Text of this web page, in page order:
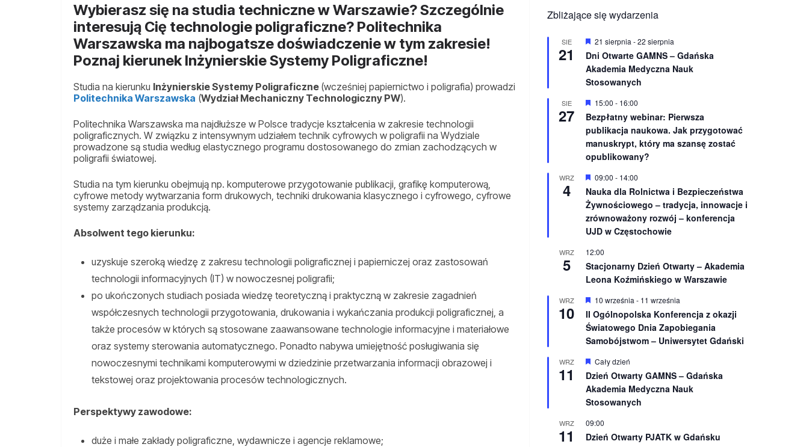
Wybierasz się na studia techniczne w Warszawie? Szczególnie
interesują Cię technologie poligraficzne? Politechnika
Warszawska ma najbogatsze doświadczenie w tym zakresie!
Poznaj kierunek Inżynierskie Systemy Poligraficzne!
Studia na kierunku Inżynierskie Systemy Poligraficzne (wcześniej papiernictwo i poligrafia) prowadzi
Politechnika Warszawska (Wydział Mechaniczny Technologiczny PW).
Politechnika Warszawska ma najdłuższe w Polsce tradycje kształcenia w zakresie technologii
poligraficznych. W związku z intensywnym udziałem technik cyfrowych w poligrafii na Wydziale
prowadzone są studia według elastycznego programu dostosowanego do zmian zachodzących w
poligrafii światowej.
Studia na tym kierunku obejmują np. komputerowe przygotowanie publikacji, grafikę komputerową,
cyfrowe metody wytwarzania form drukowych, techniki drukowania klasycznego i cyfrowego, cyfrowe
systemy zarządzania produkcją.
Absolwent tego kierunku:
uzyskuje szeroką wiedzę z zakresu technologii poligraficznej i papierniczej oraz zastosowań
technologii informacyjnych (IT) w nowoczesnej poligrafii;
po ukończonych studiach posiada wiedzę teoretyczną i praktyczną w zakresie zagadnień
współczesnych technologii przygotowania, drukowania i wykańczania produkcji poligraficznej, a
także procesów w których są stosowane zaawansowane technologie informacyjne i materiałowe
oraz systemy sterowania automatycznego. Ponadto nabywa umiejętność posługiwania się
nowoczesnymi technikami komputerowymi w dziedzinie przetwarzania informacji obrazowej i
tekstowej oraz projektowania procesów technologicznych.
Perspektywy zawodowe:
duże i małe zakłady poligraficzne, wydawnicze i agencje reklamowe;
Zbliżające się wydarzenia
SIE
21
W
r
ó
ż
n
o
n
e
21 sierpnia -22 sierpnia
Dni Otwarte GAMNS – Gdańska
Akademia Medyczna Nauk
Stosowanych
SIE
27
W
r
ó
ż
n
i
n
e
15:00 - 16:00
Bezpłatny webinar: Pierwsza
publikacja naukowa. Jak przygotować
manuskrypt, który ma szansę zostać
opublikowany?
WRZ
4
W
r
ó
ż
n
i
n
e
09:00 - 14:00
Nauka dla Rolnictwa i Bezpieczeństwa
Żywnościowego – tradycja, innowacje i
zrównoważony rozwój – konferencja
UJD w Częstochowie
WRZ
5
12:00
Stacjonarny Dzień Otwarty – Akademia
Leona Koźmińskiego w Warszawie
WRZ
10
W
y
r
ó
ż
n
o
n
e
10 września - 11 września
II Ogólnopolska Konferencja z okazji
Światowego Dnia Zapobiegania
Samobójstwom – Uniwersytet Gdański
WRZ
11
W
y
r
ó
ż
n
o
n
Cały dzień
Dzień Otwarty GAMNS – Gdańska
Akademia Medyczna Nauk
Stosowanych
WRZ
11
09:00
Dzień Otwarty PJATK w Gdańsku